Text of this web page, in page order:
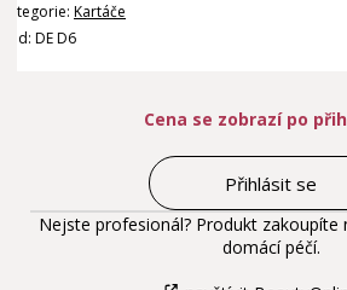
Kategorie: Kartáče
Kód: DE D6
Cena se zobrazí po
Přihlásit se
Nejste profesionál? Produkt zakoupíte
domácí péčí.